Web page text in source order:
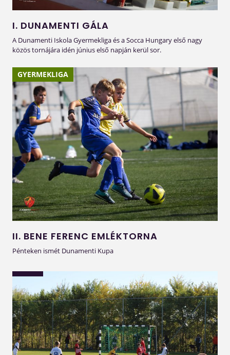
I. DUNAMENTI GÁLA
A Dunamenti Iskola Gyermekliga és a Socca Hungary első nagy
közös tornájára idén június első napján kerül sor.
GYERMEKLIGA
II. BENE FERENC EMLÉKTORNA
Pénteken ismét Dunamenti Kupa